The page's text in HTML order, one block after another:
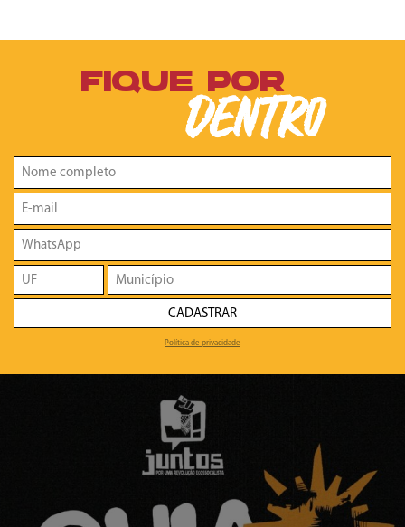
FIQUE POR
DENTRO
CADASTRAR
Política de privacidade